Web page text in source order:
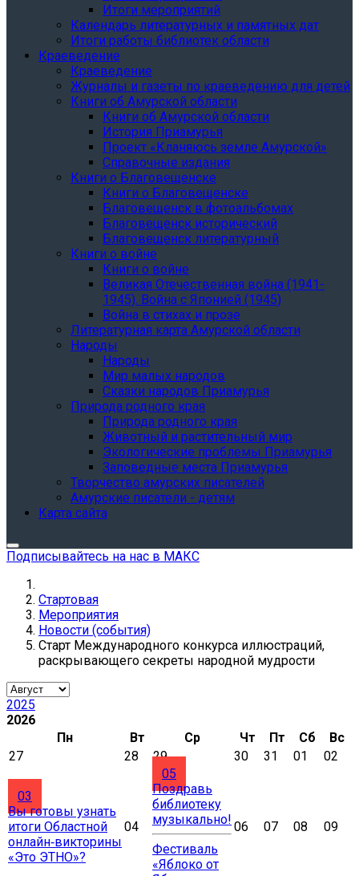
Итоги мероприятий
Календарь литературных и памятных дат
Итоги работы библиотек области
Краеведение
Краеведение
Журналы и газеты по краеведению для детей
Книги об Амурской области
Книги об Амурской области
История Приамурья
Проект «Кланяюсь земле Амурской»
Справочные издания
Книги о Благовещенске
Книги о Благовещенске
Благовещенск в фотоальбомах
Благовещенск исторический
Благовещенск литературный
Книги о войне
Книги о войне
Великая Отечественная война (1941-
1945). Война с Японией (1945)
Война в стихах и прозе
Литературная карта Амурской области
Народы
Народы
Мир малых народов
Сказки народов Приамурья
Природа родного края
Природа родного края
Животный и растительный мир
Экологические проблемы Приамурья
Заповедные места Приамурья
Творчество амурских писателей
Амурские писатели - детям
Карта сайта
Подписывайтесь на нас в МАКС
Стартовая
Мероприятия
Новости (события)
Старт Международного конкурса иллюстраций,
раскрывающего секреты народной мудрости
2025
2026
Пн
Вт Ср Чт Пт Сб
Вс
27
28 29 30 31 01 02
03
Вы готовы узнать
итоги Областной
онлайн‑викторины
«Это ЭТНО»?
04
05
Поздравь
библиотеку
музыкально!
Фестиваль
«Яблоко от
06 07 08 09